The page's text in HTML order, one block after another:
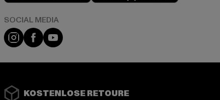
Instagram
FacebookYouTube
KOSTENLOSE RETOURE